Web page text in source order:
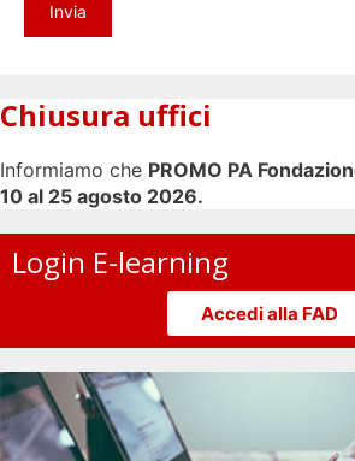
Chiusura uffici
Informiamo che PROMO PA
10 al 25 agosto 2026.
Login E-learning
Accedi alla FAD